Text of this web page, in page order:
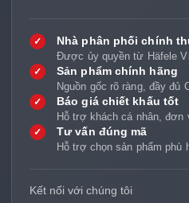
✓ Nhà phân phối chính
Được ủy quyền từ Häfele
✓ Sản phẩm chính hãng
Nguồn gốc rõ ràng, đầy đủ
✓ Báo giá chiết khấu tốt
Hỗ trợ khách cá nhân, đơn
✓ Tư vấn đúng mã
Hỗ trợ chọn sản phẩm phù
Kết nối với chúng tôi